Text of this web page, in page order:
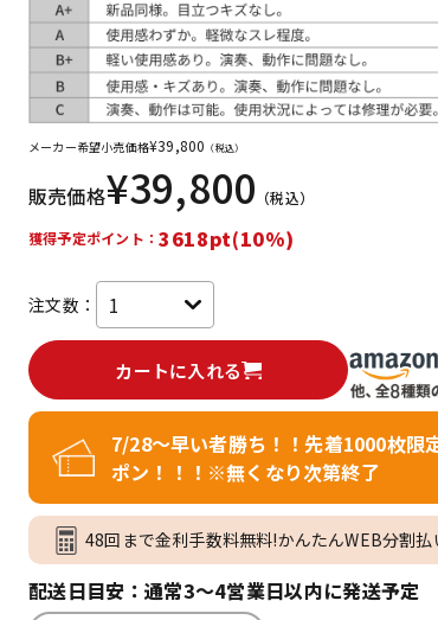
レコーディン
グ機器
配信/ライブ
機器
メーカー希望小売価格¥39,800 （税込）
販売価格¥39,800 （税込）
獲得予定ポイント：3618pt(10%)
注文数：
カートに入れる
7/28～早い者勝ち！！先着1000枚限
ポン！！！※無くなり次第終了
48回まで金利手数料無料!かんたんWEB分割
配送日目安：通常3～4営業日以内に発送予定